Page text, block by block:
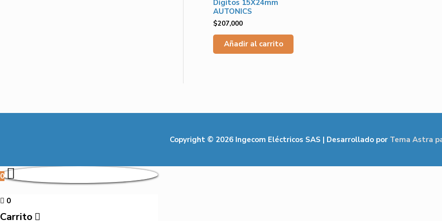
Digitos 15X24mm
AUTONICS
$207,000
Añadir al carrito
Copyright © 2026 Ingecom Eléctricos SAS | Desarrollado por Tema Astra
0
0
Carrito